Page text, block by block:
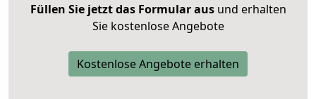
Füllen Sie jetzt das Formular ausund erhalten
Sie kostenlose Angebote
Kostenlose Angebote erhalten